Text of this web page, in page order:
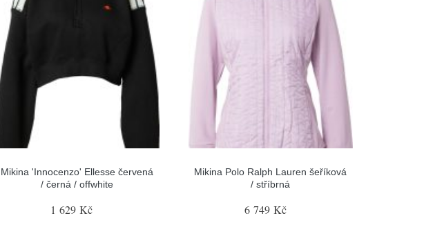
Mikina 'Innocenzo' Ellesse červená
/ černá / offwhite
1 629 Kč
Mikina Polo Ralph Lauren šeříková
/ stříbrná
6 749 Kč